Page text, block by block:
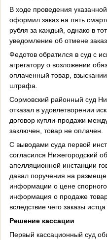
В ходе проведения
оформил заказ на пять
рубля за каждый, однако в
уведомление об отмене
Федотов обратился в суд с
агрегатору о возложении
оплаченный товар,
штрафа.
Сормовский районный суд
отказал в удовлетворении
договор купли-продажи
заключен, товар не оплачен.
С выводами суда первой
согласился Нижегородский
апелляционной инстанции
давал поручения на
информации о цене
информация о продаже
вследствие чего заказы
Решение кассации
Первый кассационный суд